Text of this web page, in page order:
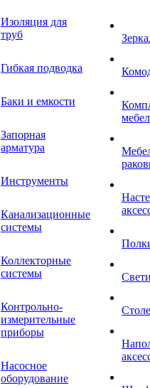
Изоляция для
труб
Гибкая подводка
Баки и емкости
Запорная
арматура
Инструменты
Канализационные
системы
Коллекторные
системы
Контрольно-
измерительные
приборы
Насосное
оборудование